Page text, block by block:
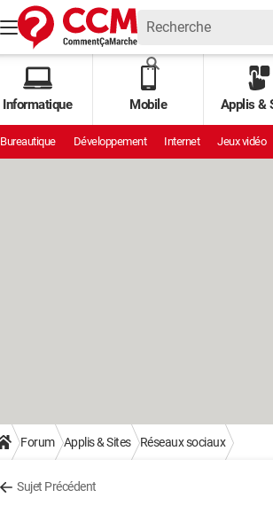
Informatique Mobile Applis &
Bureautique Développement Internet Jeux vidéo
Forum Applis & Sites Réseaux sociaux
Sujet Précédent